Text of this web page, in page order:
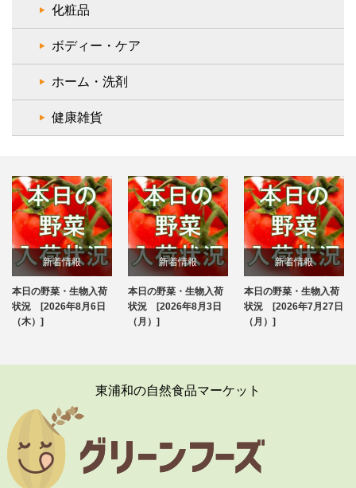
化粧品
ボディー・ケア
ホーム・洗剤
健康雑貨
新着情報
ブログ
本日の野菜・生物入荷
状況 [2026年8月6日
（木）]
新着情報
ブログ
本日の野菜・生物入荷
状況 [2026年8月3日
（月）]
新着情報
ブログ
本日の野菜・生物入荷
状況 [2026年7月27日
（月）]
東浦和の自然食品マーケット